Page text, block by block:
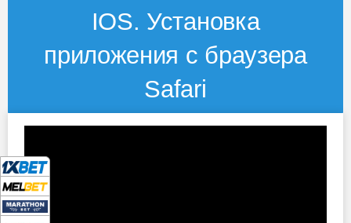
IOS. Установка
приложения с браузера
Safari